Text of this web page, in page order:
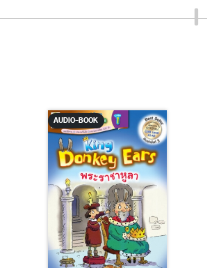
AUDIO-BOOK